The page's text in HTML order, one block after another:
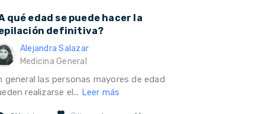
qué edad se puede hacer la
definitiva?
Alejandra Salazar
Medicina General
general las personas mayores de edad
realizarse el... Leer más